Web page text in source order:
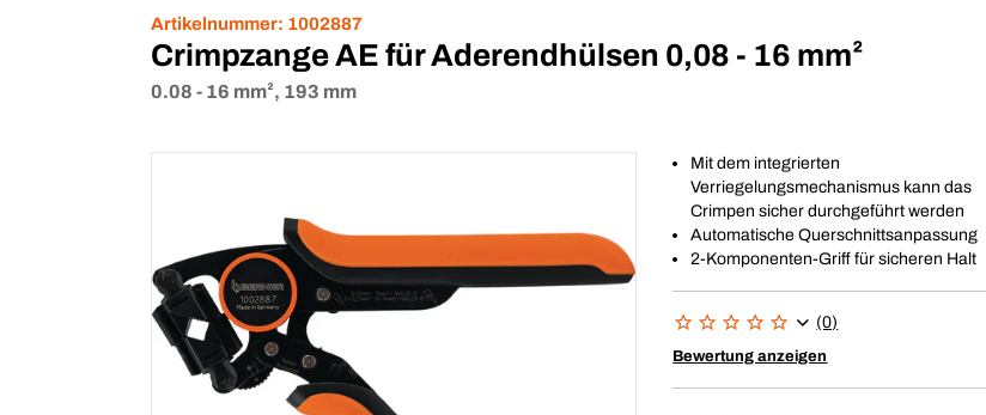
Artikelnummer: 1002887
Crimpzange AE für Aderendhülsen 0,08 - 16 mm²
0.08 - 16 mm², 193 mm
Mit dem integrierten
Verriegelungsmechanismus kann das
Crimpen sicher durchgeführt werden
Automatische Querschnittsanpassung
2-Komponenten-Griff für sicheren Halt
(0)
Bewertung anzeigen